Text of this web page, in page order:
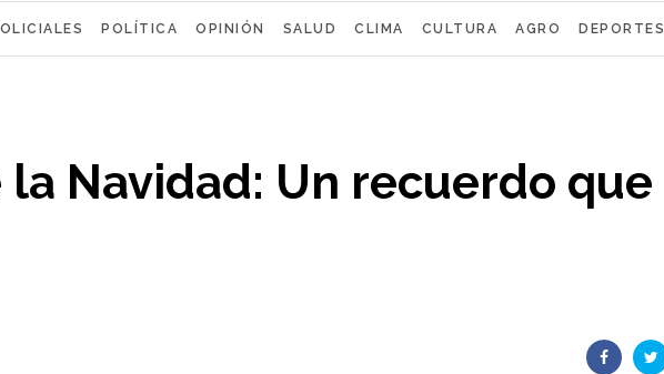
POLÍTICA OPINIÓN SALUD CLIMA CULTURA AGRO DEPORTES
la Navidad: Un recuerdo que